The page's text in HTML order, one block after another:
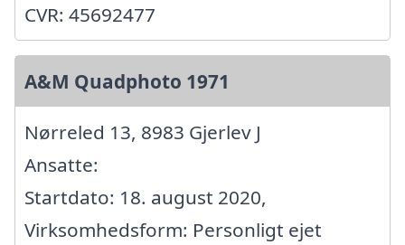
CVR: 45692477
A&M Quadphoto 1971
Nørreled 13, 8983 Gjerlev J
Ansatte:
Startdato: 18. august 2020,
Virksomhedsform: Personligt ejet